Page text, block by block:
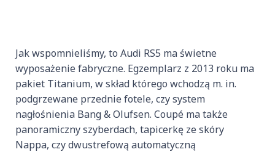
Jak wspomnieliśmy, to Audi RS5 ma świetne
wyposażenie fabryczne. Egzemplarz z 2013 roku ma
pakiet Titanium, w skład którego wchodzą m. in.
podgrzewane przednie fotele, czy system
nagłośnienia Bang & Olufsen. Coupé ma także
panoramiczny szyberdach, tapicerkę ze skóry
Nappa, czy dwustrefową automatyczną